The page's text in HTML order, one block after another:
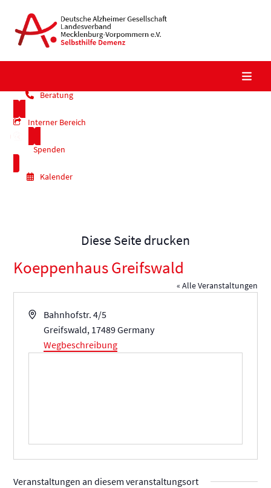
content
Beratung
Interner Bereich
Spenden
Kalender
Diese Seite drucken
Koeppenhaus Greifswald
« Alle Veranstaltungen
AdresseBahnhofstr. 4/5
Greifswald, 17489Germany
Wegbeschreibung
Veranstaltungen an diesem veranstaltungsort